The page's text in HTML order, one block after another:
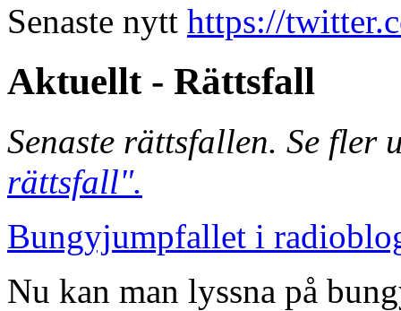
Senaste nytt https://
Aktuellt - Rättsfall
Senaste rättsfallen. Se
rättsfall".
Bungyjumpfallet i
Nu kan man lyssna på